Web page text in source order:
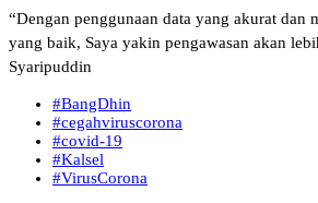
“Dengan penggunaan data yang akurat dan
yang baik, Saya yakin pengawasan akan
Syaripuddin
#BangDhin
#cegahviruscorona
#covid-19
#Kalsel
#VirusCorona